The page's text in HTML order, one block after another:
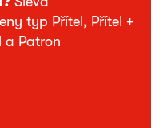
typ Přítel, Přítel +
a Patron